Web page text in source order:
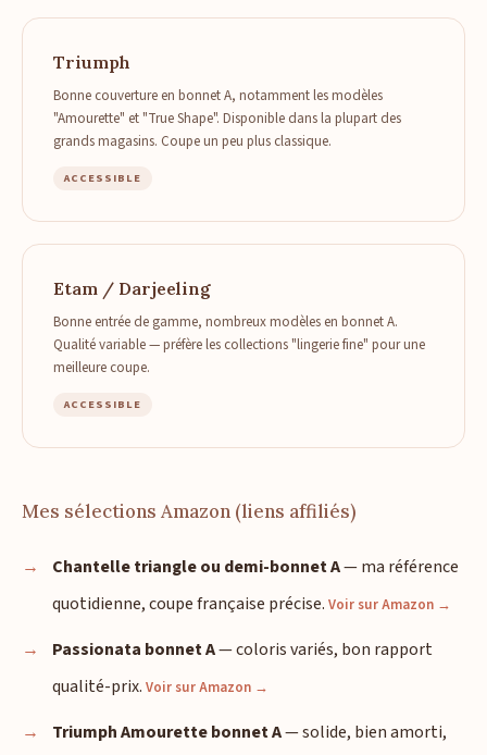
Triumph
Bonne couverture en bonnet A, notamment les modèles
"Amourette" et "True Shape". Disponible dans la plupart des
grands magasins. Coupe un peu plus classique.
ACCESSIBLE
Etam / Darjeeling
Bonne entrée de gamme, nombreux modèles en bonnet A.
Qualité variable — préfère les collections "lingerie fine" pour une
meilleure coupe.
ACCESSIBLE
Mes sélections Amazon (liens affiliés)
Chantelle triangle ou demi-bonnet A— ma référence
quotidienne, coupe française précise. Voir sur Amazon →
Passionata bonnet A— coloris variés, bon rapport
qualité-prix. Voir sur Amazon →
Triumph Amourette bonnet A— solide, bien amorti,